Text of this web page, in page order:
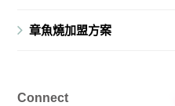
章魚燒加盟方案
Connect